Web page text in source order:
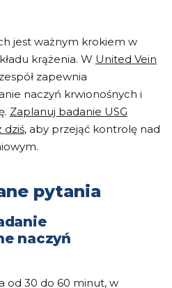
jest ważnym krokiem w
krążenia. W United Vein
zapewnia
naczyń krwionośnych i
Zaplanuj badanie USG
dziś, aby przejąć kontrolę nad
pytania
naczyń
od 30 do 60 minut, w